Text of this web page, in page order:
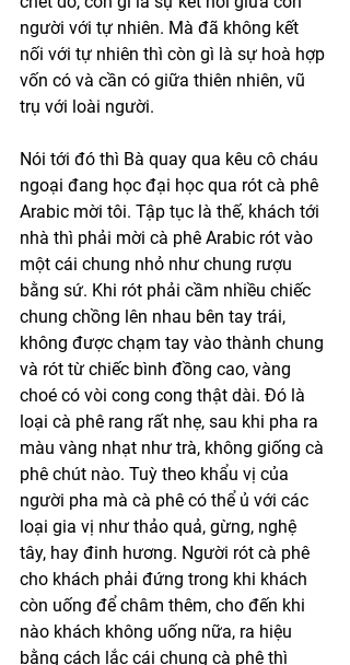
người với tự nhiên. Mà đã không kết
nối với tự nhiên thì còn gì là sự hoà hợp
vốn có và cần có giữa thiên nhiên, vũ
trụ với loài người.
Nói tới đó thì Bà quay qua kêu cô cháu
ngoại đang học đại học qua rót cà phê
Arabic mời tôi. Tập tục là thế, khách tới
nhà thì phải mời cà phê Arabic rót vào
một cái chung nhỏ như chung rượu
bằng sứ. Khi rót phải cầm nhiều chiếc
chung chồng lên nhau bên tay trái,
không được chạm tay vào thành chung
và rót từ chiếc bình đồng cao, vàng
choé có vòi cong cong thật dài. Đó là
loại cà phê rang rất nhẹ, sau khi pha ra
màu vàng nhạt như trà, không giống cà
phê chút nào. Tuỳ theo khẩu vị của
người pha mà cà phê có thể ủ với các
loại gia vị như thảo quả, gừng, nghệ
tây, hay đinh hương. Người rót cà phê
cho khách phải đứng trong khi khách
còn uống để châm thêm, cho đến khi
nào khách không uống nữa, ra hiệu
bằng cách lắc cái chung cà phê thì